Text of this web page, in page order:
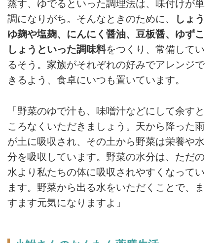
蒸す、ゆでるといった調理法は、味付けが単
調になりがち。そんなときのために、
しょう
ゆ麹や塩麹、にんにく醤油、豆板醤、ゆずこ
しょうといった調味料をつくり、常備してい
るそう。家族がそれぞれの好みでアレンジで
きるよう、食卓にいつも置いています。
「野菜のゆで汁も、味噌汁などにして余すと
ころなくいただきましょう。天から降った雨
が土に吸収され、その土から野菜は栄養や水
分を吸収しています。野菜の水分は、ただの
水より私たちの体に吸収されやすくなってい
ます。野菜から出る水をいただくことで、ま
すます元気になりますよ」